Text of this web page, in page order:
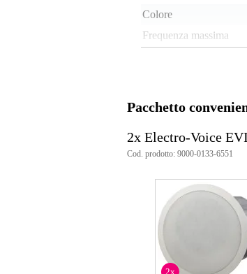
Colore
Frequenza massima
Peso e dimensioni
Dimensioni (imballaggio
Specifiche
Electro-Voice
numero di parte:
Pacchetto
2x Electro-Voice
Cod. prodotto: 9000-0133-6551
2x